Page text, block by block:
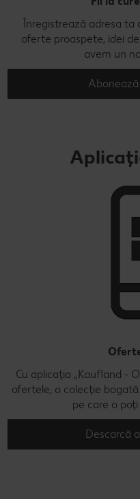
Înregistrează adresa
oferte proaspete, idei
avem un
Cu aplicația „Kaufland -
ofertele, o colecție
pe care o
Descarcă